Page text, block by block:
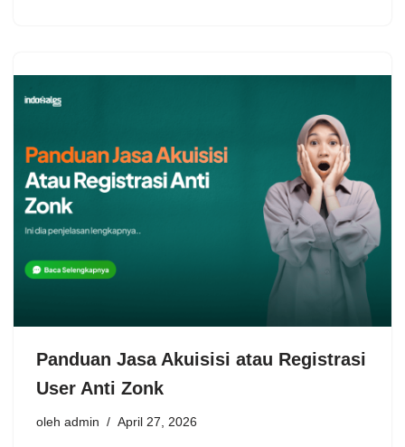
Panduan Jasa Akuisisi atau Registrasi
User Anti Zonk
oleh admin April 27, 2026